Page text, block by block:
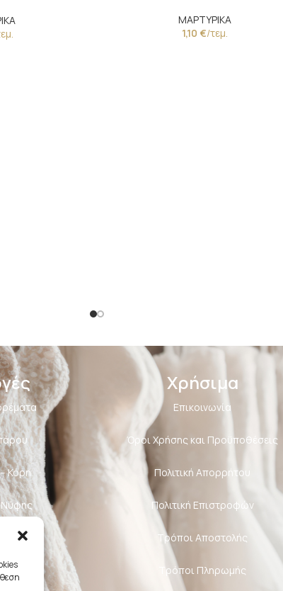
ΜΑΡΤΥΡΙΚΑ
1,10 €/τεμ.
Κόρη
Χρήσιμα
Επικοινωνία
Όροι Χρήσης και Προϋποθέσεις
Πολιτική Aπορρήτου
Πολιτική Επιστροφών
Τρόποι Αποστολής
Τρόποι Πληρωμής